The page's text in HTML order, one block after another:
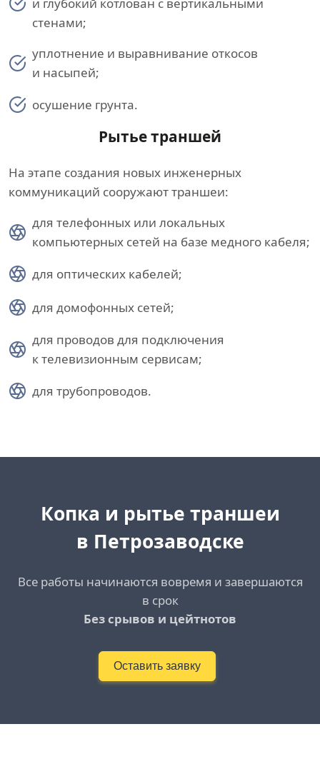
и глубокий котлован с вертикальными
стенами;
уплотнение и выравнивание откосов
и насыпей;
осушение грунта.
Рытье траншей
На этапе создания новых инженерных
коммуникаций сооружают траншеи:
для телефонных или локальных
компьютерных сетей на базе медного кабеля;
для оптических кабелей;
для домофонных сетей;
для проводов для подключения
к телевизионным сервисам;
для трубопроводов.
Копка и рытье траншеи
в Петрозаводске
Все работы начинаются вовремя и завершаются
в срок
Без срывов и цейтнотов
Оставить заявку